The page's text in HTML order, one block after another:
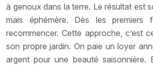
à genoux dans la terre. Le résultat est
mais éphémère. Dès les
recommencer. Cette approche, c’est
son propre jardin. On paie un loyer
argent pour une beauté saisonnière.